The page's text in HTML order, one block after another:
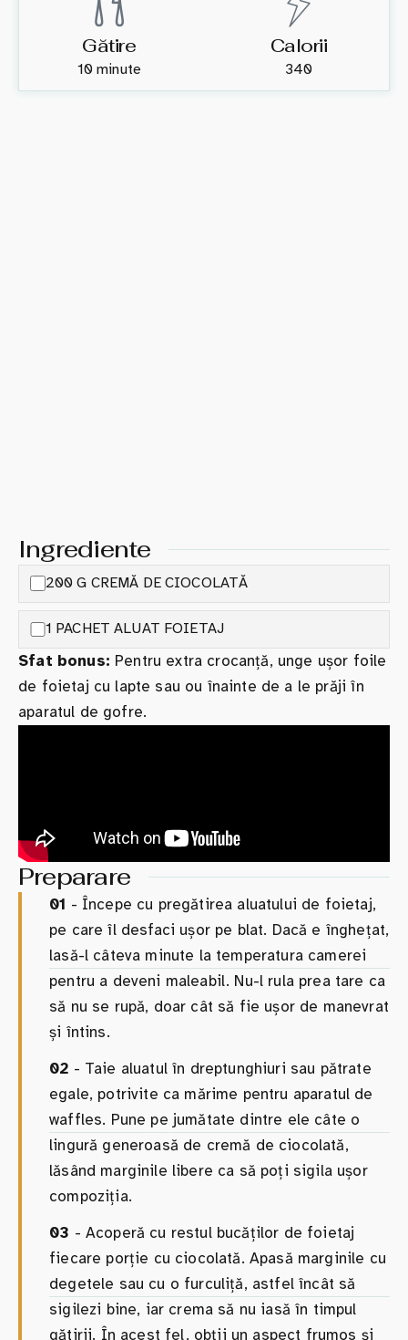
Gătire
10 minute
Calorii
340
Ingrediente
200 G CREMĂ DE CIOCOLATĂ
1 PACHET ALUAT FOIETAJ
Sfat bonus: Pentru extra crocanță, unge ușor foile
de foietaj cu lapte sau ou înainte de a le prăji în
aparatul de gofre.
Preparare
01 - Începe cu pregătirea aluatului de foietaj,
pe care îl desfaci ușor pe blat. Dacă e înghețat,
lasă-l câteva minute la temperatura camerei
pentru a deveni maleabil. Nu-l rula prea tare ca
să nu se rupă, doar cât să fie ușor de manevrat
și întins.
02 - Taie aluatul în dreptunghiuri sau pătrate
egale, potrivite ca mărime pentru aparatul de
waffles. Pune pe jumătate dintre ele câte o
lingură generoasă de cremă de ciocolată,
lăsând marginile libere ca să poți sigila ușor
compoziția.
03 - Acoperă cu restul bucăților de foietaj
fiecare porție cu ciocolată. Apasă marginile cu
degetele sau cu o furculiță, astfel încât să
sigilezi bine, iar crema să nu iasă în timpul
gătirii. În acest fel, obții un aspect frumos și